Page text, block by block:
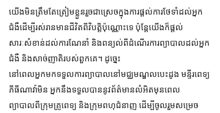
យើងមិនត្រឹមតែត្រៀមខ្លួនរួចជាស្រេចក្នុងការផ្តល់ការថែទាំដល់អ្នក
ជំងឺដើម្បីរស់រានមានជីវិតពីវិបត្តិប៉ុណ្ណោះទេ ប៉ុន្តែយើងក៏ផ្តល់
សារៈសំខាន់ដល់ការណែនាំ និងពន្យល់ពីដំណើរការព្យាបាលដល់អ្នក
ជំងឺ និងសាច់ញាតិរបស់ពួកគេ។ ដូច្នេះ
នៅពេលអ្នកមកទទួលការព្យាបាលនៅមជ្ឈមណ្ឌលបេះដូង មន្ទីរពេទ្យ
ភីធីណាវ៉ាមិន អ្នកនឹងទទួលបាននូវព័ត៌មានលំអិតមុនពេល
ព្យាបាលពីក្រុមគ្រូពេទ្យ និងក្រុមពហុជំនាញ ដើម្បីចូលរួមសម្រេច